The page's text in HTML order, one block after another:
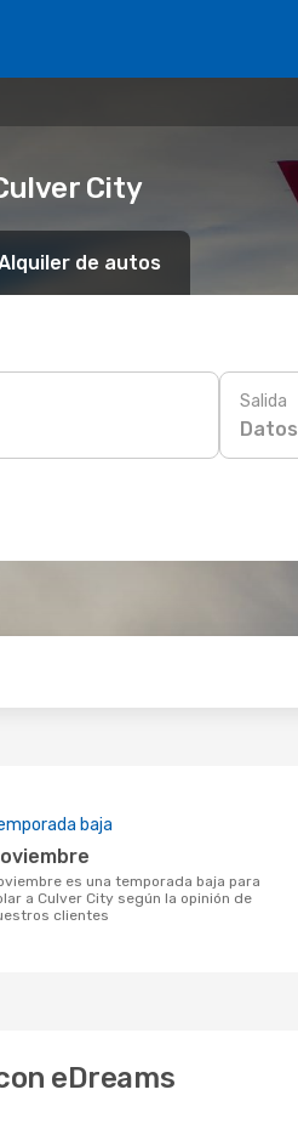
City
de autos
Salida
Datos
baja
noviembre
a Culver City según la opinión de
clientes
eDreams